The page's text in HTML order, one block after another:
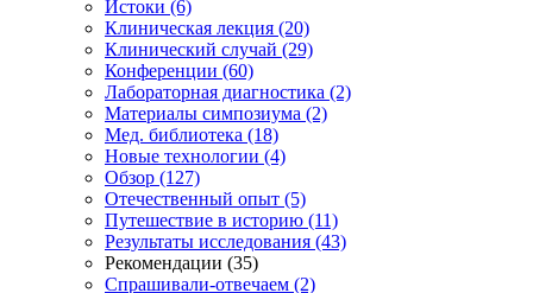
Истоки (6)
Клиническая лекция (20)
Клинический случай (29)
Конференции (60)
Лабораторная диагностика (2)
Материалы симпозиума (2)
Мед. библиотека (18)
Новые технологии (4)
Обзор (127)
Отечественный опыт (5)
Путешествие в историю (11)
Результаты исследования (43)
Рекомендации (35)
Спрашивали-отвечаем (2)